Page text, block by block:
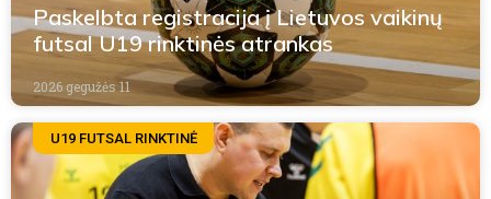
Paskelbta registracija į Lietuvos vaikinų
futsal U19 rinktinės atrankas
2026 gegužės 11
U19 FUTSAL RINKTINĖ